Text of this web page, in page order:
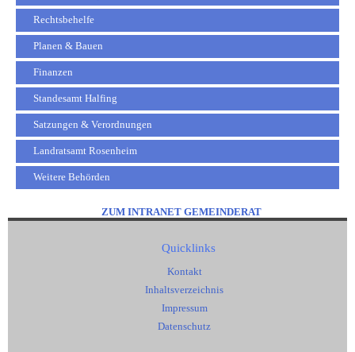
Rechtsbehelfe
Planen & Bauen
Finanzen
Standesamt Halfing
Satzungen & Verordnungen
Landratsamt Rosenheim
Weitere Behörden
ZUM INTRANET GEMEINDERAT
Quicklinks
Kontakt
Inhaltsverzeichnis
Impressum
Datenschutz